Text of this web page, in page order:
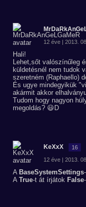
12 éve | 2013.
Hali!
Lehet,sőt valószínűleg
küldetésnél nem tudok
szeretném (Raphaello)
És ugye mindegyikük
akármit akkor
Tudom hogy nagyon
megoldás? 😃D
KeXxX 16
12 éve | 2013.
A BaseSystemSettings
A True-t át írjátok False